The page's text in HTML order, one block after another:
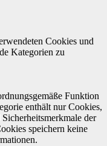
Cookies und
Kategorien zu
Funktion
enthält nur Cookies,
der
speichern keine